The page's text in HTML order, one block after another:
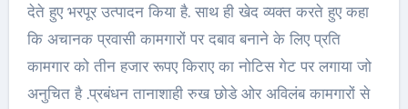
देते हुए भरपूर उत्पादन किया है. साथ ही खेद व्यक्त करते हुए कहा
कि अचानक प्रवासी कामगारों पर दबाव बनाने के लिए प्रति
कामगार को तीन हजार रूपए किराए का नोटिस गेट पर लगाया जो
अनुचित है .प्रबंधन तानाशाही रुख छोडे ओर अविलंब कामगारों से